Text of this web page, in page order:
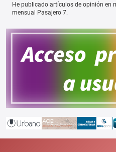
He publicado artículos de opinión en
mensual Pasajero 7.